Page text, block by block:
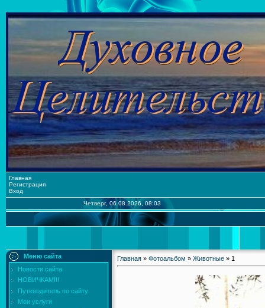
Главная
Регистрация
Вход
Четверг, 06.08.2026, 08:03
Меню сайта
Новости сайта
НОВИЧКАМ!!!
Путеводитель по сайту
Мои услуги
Главная » Фотоальбом » Животные » 1